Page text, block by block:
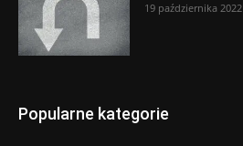
19 października 2022
Popularne kategorie